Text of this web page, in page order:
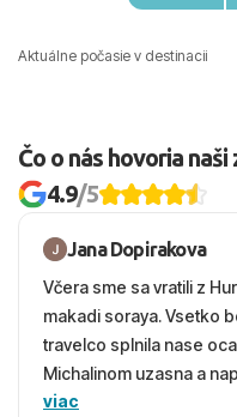
Aktuálne počasie v destinacii
Čo o nás hovoria naši
4.9/5
Jana Dopirakova
Včera sme sa vratili z
makadi soraya. Vsetko
travelco splnila nase
Michalinom uzasna a
vecernych hodinach
viac